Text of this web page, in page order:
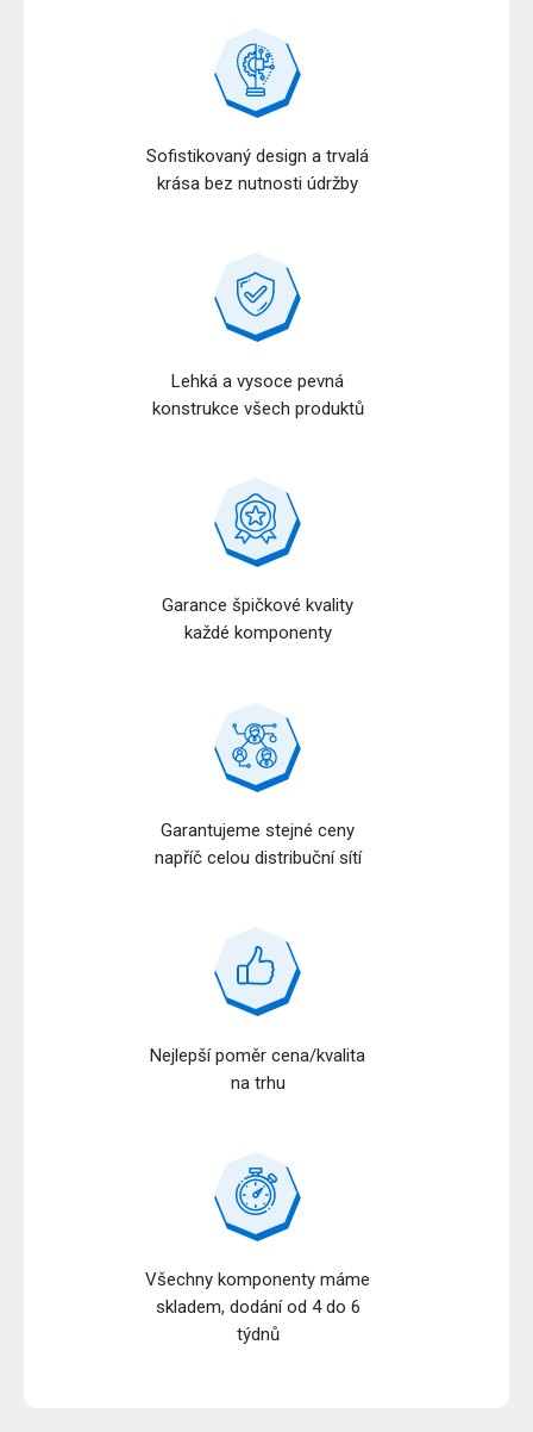
Sofistikovaný design a trvalá
krása bez nutnosti údržby
Lehká a vysoce pevná
konstrukce všech produktů
Garance špičkové kvality
každé komponenty
Garantujeme stejné ceny
napříč celou distribuční sítí
Nejlepší poměr cena/kvalita
na trhu
Všechny komponenty máme
skladem, dodání od 4 do 6
týdnů